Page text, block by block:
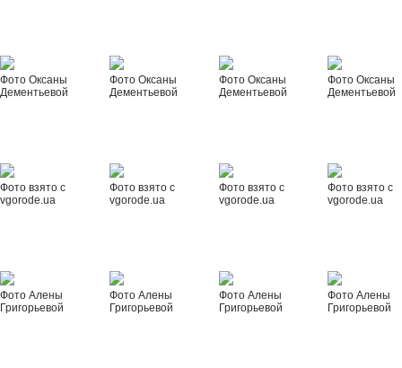
Фото Оксаны
Дементьевой
Фото Оксаны
Дементьевой
Фото Оксаны
Дементьевой
Фото Оксаны
Дементьевой
Фото взято с
vgorode.ua
Фото взято с
vgorode.ua
Фото взято с
vgorode.ua
Фото взято с
vgorode.ua
Фото Алены
Григорьевой
Фото Алены
Григорьевой
Фото Алены
Григорьевой
Фото Алены
Григорьевой